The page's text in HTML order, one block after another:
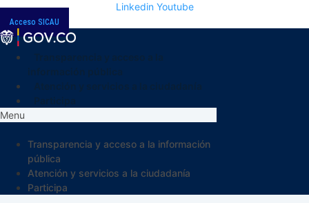
Linkedin Youtube
Acceso SICAU
Menu
Transparencia y acceso a la información
pública
Atención y servicios a la ciudadanía
Participa